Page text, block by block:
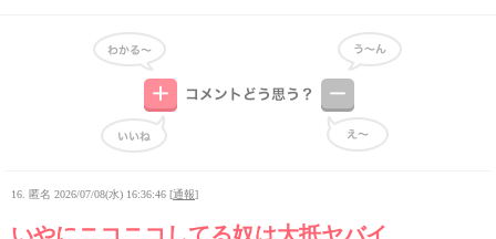
16. 匿名 2026/07/08(水) 16:36:46 [通報]